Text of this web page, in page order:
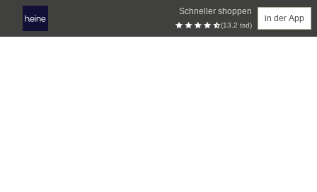
Schneller shoppen
(13.2 tsd)
in der App